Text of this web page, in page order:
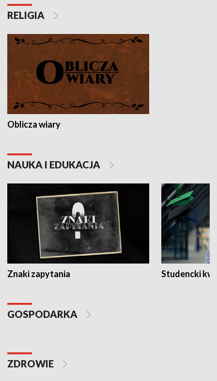
RELIGIA
Oblicza wiary
NAUKA I EDUKACJA
Znaki zapytania Studencki
GOSPODARKA
ZDROWIE